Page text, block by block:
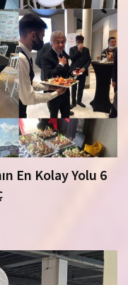
En Kolay Yolu 6